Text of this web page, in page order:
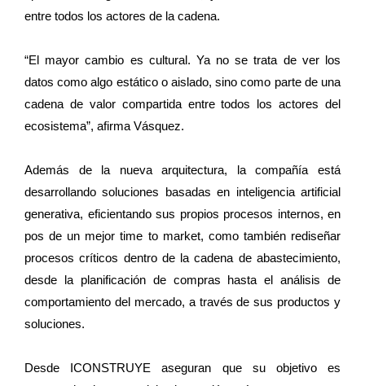
entre todos los actores de la cadena.
“El mayor cambio es cultural. Ya no se trata de ver los
datos como algo estático o aislado, sino como parte de una
cadena de valor compartida entre todos los actores del
ecosistema”, afirma Vásquez.
Además de la nueva arquitectura, la compañía está
desarrollando soluciones basadas en inteligencia artificial
generativa, eficientando sus propios procesos internos, en
pos de un mejor time to market, como también rediseñar
procesos críticos dentro de la cadena de abastecimiento,
desde la planificación de compras hasta el análisis de
comportamiento del mercado, a través de sus productos y
soluciones.
Desde ICONSTRUYE aseguran que su objetivo es